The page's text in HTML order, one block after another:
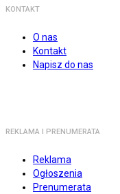
KONTAKT
O nas
Kontakt
Napisz do nas
REKLAMA I PRENUMERATA
Reklama
Ogłoszenia
Prenumerata